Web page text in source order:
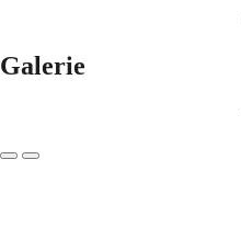
Galerie